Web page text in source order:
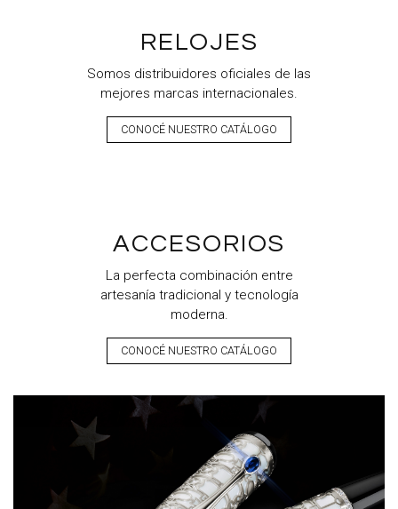
RELOJES
Somos distribuidores oficiales de las
mejores marcas internacionales.
CONOCÉ NUESTRO CATÁLOGO
ACCESORIOS
La perfecta combinación entre
artesanía tradicional y tecnología
moderna.
CONOCÉ NUESTRO CATÁLOGO